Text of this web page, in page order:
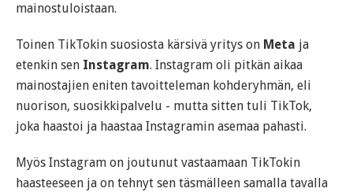
mainostuloistaan.
Toinen TikTokin suosiosta kärsivä yritys on Meta ja
etenkin sen Instagram. Instagram oli pitkän aikaa
mainostajien eniten tavoitteleman kohderyhmän, eli
nuorison, suosikkipalvelu - mutta sitten tuli TikTok,
joka haastoi ja haastaa Instagramin asemaa pahasti.
Myös Instagram on joutunut vastaamaan TikTokin
haasteeseen ja on tehnyt sen täsmälleen samalla tavalla